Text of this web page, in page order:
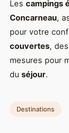
Les campings
Concarneau,
pour votre
couvertes,
mesures pour
du séjour.
Destinations